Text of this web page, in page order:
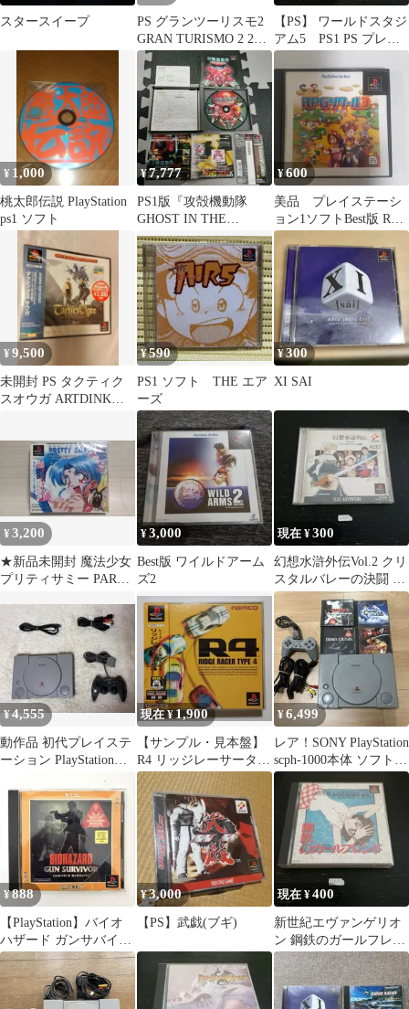
スタースイープ
PS グランツーリスモ2
GRAN TURISMO 2 2枚
組 説明書付
【PS】 ワールドスタジ
アム5 PS1 PS プレイ
ステーション
¥ 1,000
桃太郎伝説 PlayStation
ps1 ソフト
¥7,777
PS1版『攻殻機動隊
GHOST IN THE
SHELL』
¥600
美品 プレイステーシ
ョン1ソフトBest版 RPG
ツクール3
¥9,500
未開封 PS タクティク
スオウガ ARTDINK
¥590
PS1 ソフト THE エア
ーズ
¥300
XI SAI
¥3,200
★新品未開封 魔法少女
プリティサミー PART2
¥3,000
Best版 ワイルドアーム
ズ2
現在 ¥300
幻想水滸外伝Vol.2 クリ
スタルバレーの決闘 PS
PS1 プレイステーショ
ン
¥4,555
動作品 初代プレイステ
ーション PlayStation
現在 ¥1,900
【サンプル・見本盤】
R4 リッジレーサータイ
プ4 プレイステーショ
ン
¥6,499
レア！SONY PlayStation
scph-1000本体 ソフト4
本セット
¥888
【PlayStation】バイオ
ハザード ガンサバイバ
ー
¥3,000
【PS】武戯(ブギ)
現在 ¥400
新世紀エヴァンゲリオ
ン 鋼鉄のガールフレン
ド PS PS1 プレイステ
ーション